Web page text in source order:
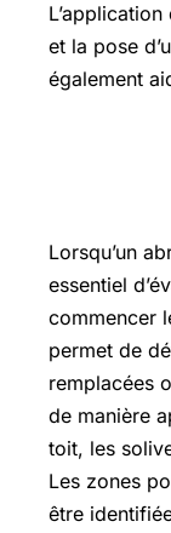
et la pose
également
Lorsqu’un
essentiel
commencer
permet de
remplacées
de manière
toit, les
Les zones
être